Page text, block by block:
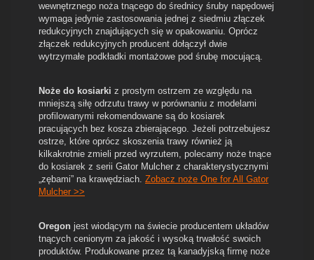
wewnętrznego noża tnącego do średnicy śruby napędowej
wymaga jedynie zastosowania jednej z siedmiu złączek
redukcyjnych znajdujących się w opakowaniu. Oprócz
złączek redukcyjnych producent dołączył dwie
wytrzymałe podkładki montażowe pod śrubę mocującą.
Noże do kosiarki z prostym ostrzem ze względu na
mniejszą siłę odrzutu trawy w porównaniu z modelami
profilowanymi rekomendowane są do kosiarek
pracujących bez kosza zbierającego. Jeżeli potrzebujesz
ostrze, które oprócz skoszenia trawy również ją
kilkakrotnie zmieli przed wyrzutem, polecamy noże tnące
do kosiarek z serii Gator Mulcher z charakterystycznymi
„zębami” na krawędziach. Zobacz noże One for All Gator
Mulcher >>
Oregon jest wiodącym na świecie producentem układów
tnących cenionym za jakość i wysoką trwałość swoich
produktów. Produkowane przez tą kanadyjską firmę noże